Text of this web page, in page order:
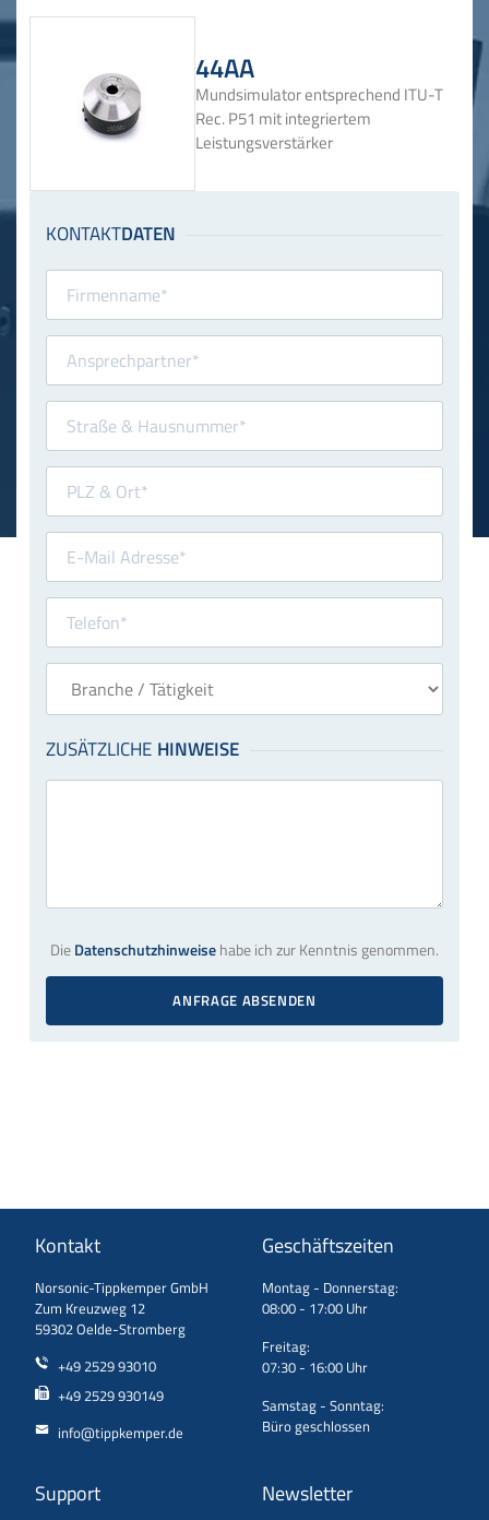
44AA
Mundsimulator entsprechend ITU-T
Rec. P51 mit integriertem
Leistungsverstärker
DieDatenschutzhinweisehabe ich zur Kenntnis genommen.
ANFRAGE ABSENDEN
Kontakt
Norsonic-Tippkemper GmbH
Zum Kreuzweg 12
59302 Oelde-Stromberg
+49 2529 93010
+49 2529 930149
info@tippkemper.de
Geschäftszeiten
Montag - Donnerstag:
08:00 - 17:00 Uhr
Freitag:
07:30 - 16:00 Uhr
Samstag - Sonntag:
Büro geschlossen
Support Newsletter